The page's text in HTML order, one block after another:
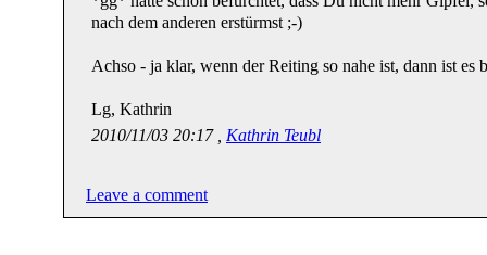
nach dem anderen erstürmst ;-)
Achso - ja klar, wenn der Reiting so nahe ist, dann ist es
Lg, Kathrin
2010/11/03 20:17 , Kathrin Teubl
Leave a comment